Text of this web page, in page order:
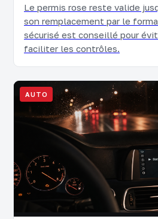
Le permis rose reste valide
son remplacement par le
sécurisé est conseillé pour
faciliter les contrôles.
AUTO